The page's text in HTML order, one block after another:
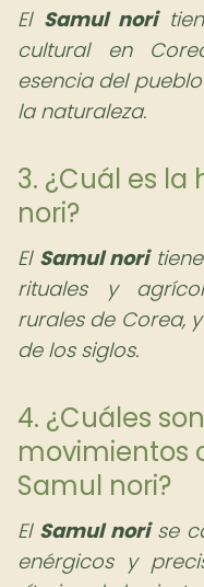
El Samul nori
cultural en
esencia del
la naturaleza.
3. ¿Cuál es la
nori?
El Samul noritiene
rituales y
rurales de Corea,
de los siglos.
4. ¿Cuáles
movimientos
Samul nori?
El Samul norise
enérgicos y